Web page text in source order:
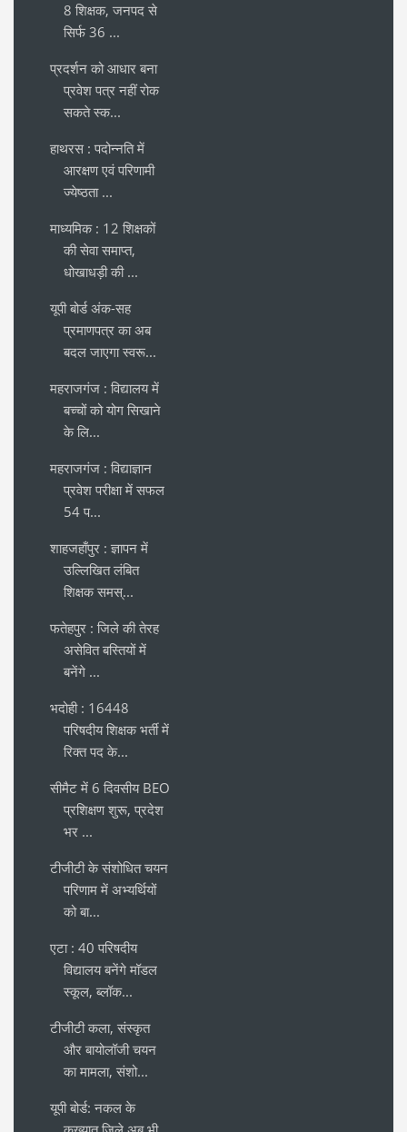
8 शिक्षक, जनपद से
सिर्फ 36 ...
प्रदर्शन को आधार बना
प्रवेश पत्र नहीं रोक
सकते स्क...
हाथरस : पदोन्नति में
आरक्षण एवं परिणामी
ज्येष्ठता ...
माध्यमिक : 12 शिक्षकों
की सेवा समाप्त,
धोखाधड़ी की ...
यूपी बोर्ड अंक-सह
प्रमाणपत्र का अब
बदल जाएगा स्वरू...
महराजगंज : विद्यालय में
बच्चों को योग सिखाने
के लि...
महराजगंज : विद्याज्ञान
प्रवेश परीक्षा में सफल
54 प...
शाहजहाँपुर : ज्ञापन में
उल्लिखित लंबित
शिक्षक समस्...
फतेहपुर : जिले की तेरह
असेवित बस्तियों में
बनेंगे ...
भदोही : 16448
परिषदीय शिक्षक भर्ती में
रिक्त पद के...
सीमैट में 6 दिवसीय BEO
प्रशिक्षण शुरू, प्रदेश
भर ...
टीजीटी के संशोधित चयन
परिणाम में अभ्यर्थियों
को बा...
एटा : 40 परिषदीय
विद्यालय बनेंगे मॉडल
स्कूल, ब्लॉक...
टीजीटी कला, संस्कृत
और बायोलॉजी चयन
का मामला, संशो...
यूपी बोर्ड: नकल के